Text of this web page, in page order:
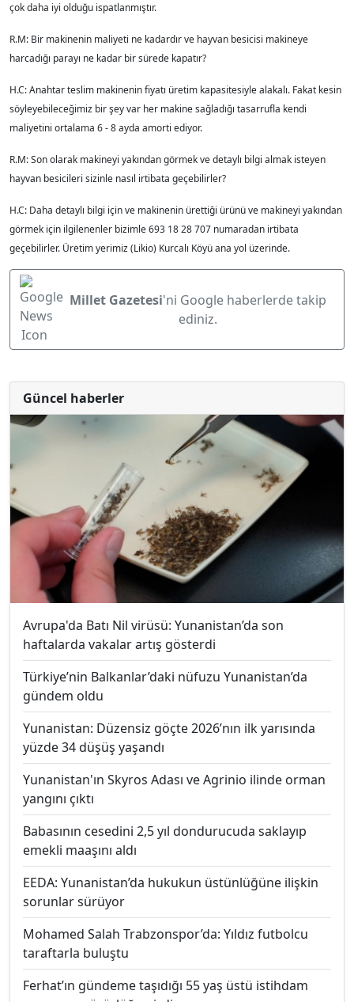
çok daha iyi olduğu ispatlanmıştır.
R.M: Bir makinenin maliyeti ne kadardır ve hayvan besicisi makineye
harcadığı parayı ne kadar bir sürede kapatır?
H.C: Anahtar teslim makinenin fiyatı üretim kapasitesiyle alakalı. Fakat kesin
söyleyebileceğimiz bir şey var her makine sağladığı tasarrufla kendi
maliyetini ortalama 6 - 8 ayda amorti ediyor.
R.M: Son olarak makineyi yakından görmek ve detaylı bilgi almak isteyen
hayvan besicileri sizinle nasıl irtibata geçebilirler?
H.C: Daha detaylı bilgi için ve makinenin ürettiği ürünü ve makineyi yakından
görmek için ilgilenenler bizimle 693 18 28 707 numaradan irtibata
geçebilirler. Üretim yerimiz (Likio) Kurcalı Köyü ana yol üzerinde.
Millet Gazetesi'ni Google haberlerde takip
ediniz.
Güncel haberler
Avrupa'da Batı Nil virüsü: Yunanistan’da son
haftalarda vakalar artış gösterdi
Türkiye’nin Balkanlar’daki nüfuzu Yunanistan’da
gündem oldu
Yunanistan: Düzensiz göçte 2026’nın ilk yarısında
yüzde 34 düşüş yaşandı
Yunanistan'ın Skyros Adası ve Agrinio ilinde orman
yangını çıktı
Babasının cesedini 2,5 yıl dondurucuda saklayıp
emekli maaşını aldı
EEDA: Yunanistan’da hukukun üstünlüğüne ilişkin
sorunlar sürüyor
Mohamed Salah Trabzonspor’da: Yıldız futbolcu
taraftarla buluştu
Ferhat’ın gündeme taşıdığı 55 yaş üstü istihdam